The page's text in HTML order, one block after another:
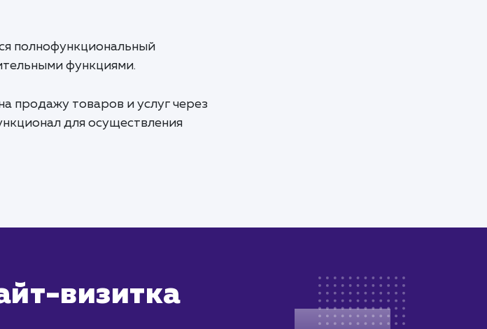
полнофункциональный
функциями.
продажу товаров и услуг через
для осуществления
визитка